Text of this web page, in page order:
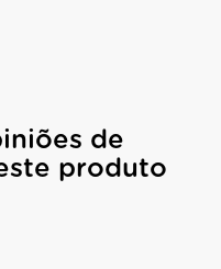
de
produto